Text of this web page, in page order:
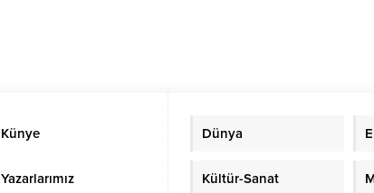
Künye
Yazarlarımız
Dünya
Kültür-Sanat